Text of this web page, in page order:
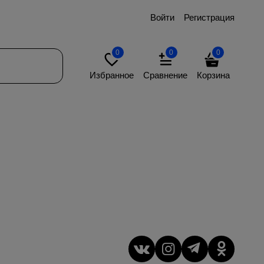
Войти Регистрация
0
Избранное
0
Сравнение
0
Корзина